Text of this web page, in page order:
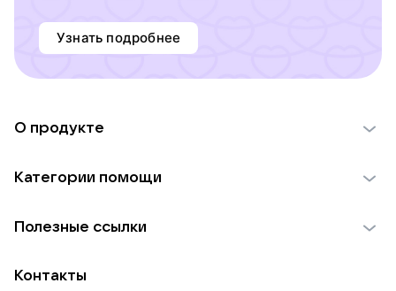
Узнать подробнее
О продукте
Использование материалов
Для НКО
Категории помощи
Пожилым
Полезные ссылки
Контакты